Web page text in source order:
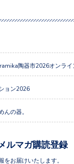
陶器市2026オンライ
ョン2026
んの器。
メルマガ購読登録
をお届けいたします。